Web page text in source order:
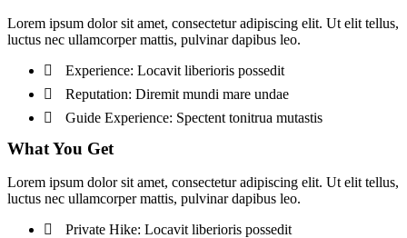
Lorem ipsum dolor sit amet, consectetur adipiscing elit. Ut elit tellus,
luctus nec ullamcorper mattis, pulvinar dapibus leo.
Experience: Locavit liberioris possedit
Reputation: Diremit mundi mare undae
Guide Experience: Spectent tonitrua mutastis
What You Get
Lorem ipsum dolor sit amet, consectetur adipiscing elit. Ut elit tellus,
luctus nec ullamcorper mattis, pulvinar dapibus leo.
Private Hike: Locavit liberioris possedit